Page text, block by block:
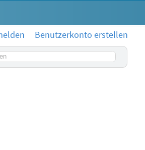
Benutzerkonto erstellen